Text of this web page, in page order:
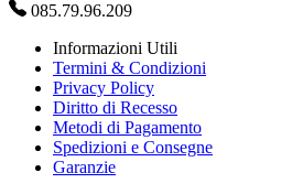
085.79.96.209
Informazioni Utili
Termini & Condizioni
Privacy Policy
Diritto di Recesso
Metodi di Pagamento
Spedizioni e Consegne
Garanzie